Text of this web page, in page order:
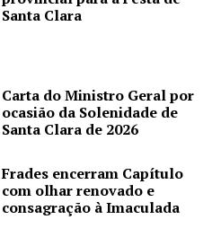
Santa Clara
Carta do Ministro Geral por
ocasião da Solenidade de
Santa Clara de 2026
Frades encerram Capítulo
com olhar renovado e
consagração à Imaculada